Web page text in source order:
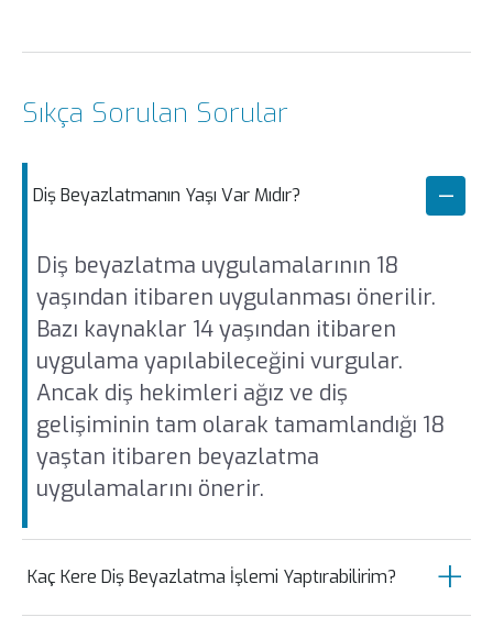
Sıkça Sorulan Sorular
Diş Beyazlatmanın Yaşı Var Mıdır?
Diş beyazlatma uygulamalarının 18
yaşından itibaren uygulanması önerilir.
Bazı kaynaklar 14 yaşından itibaren
uygulama yapılabileceğini vurgular.
Ancak diş hekimleri ağız ve diş
gelişiminin tam olarak tamamlandığı 18
yaştan itibaren beyazlatma
uygulamalarını önerir.
Kaç Kere Diş Beyazlatma İşlemi Yaptırabilirim?